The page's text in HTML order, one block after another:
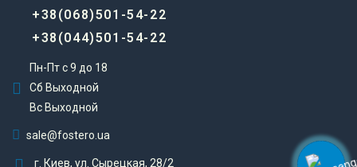
+38(068)501-54-22
+38(044)501-54-22
Пн-Пт с 9 до 18
Сб Выходной
Вс Выходной
sale@fostero.ua
г. Киев, ул. Сырецкая, 28/2